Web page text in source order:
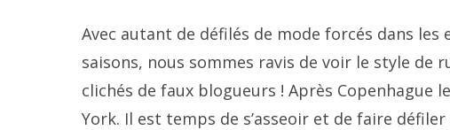
Avec autant de défilés de mode forcés dans
saisons, nous sommes ravis de voir le style de
clichés de faux blogueurs ! Après Copenhague
York. Il est temps de s’asseoir et de faire